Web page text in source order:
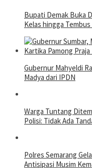
Bupati Demak Buka
Kelas hingga Tembus
Gubernur Mahyeldi
Madya dari IPDN
Warga Tuntang
Polisi: Tidak Ada
Polres Semarang
Antisipasi Musim